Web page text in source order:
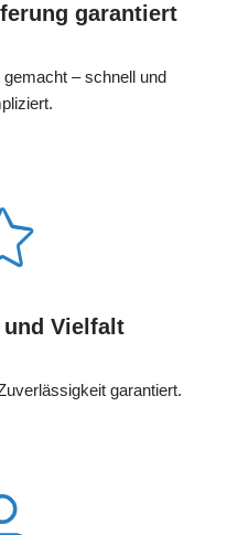
garantiert
– schnell und
und Vielfalt
garantiert.